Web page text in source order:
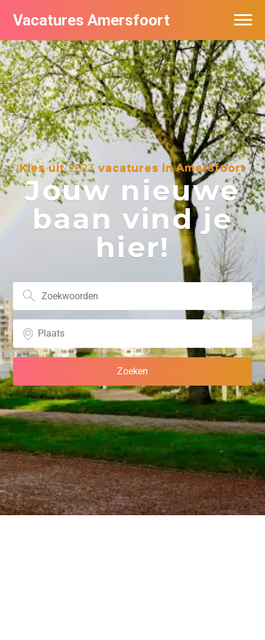
Vacatures Amersfoort
Kies uit2623 vacatures in Amersfoort
Jouw nieuwe
baan vind je
hier!
Vacatures per bedrijf
De populairste vacatures in Amersfoort
Nieuwsbrief feed